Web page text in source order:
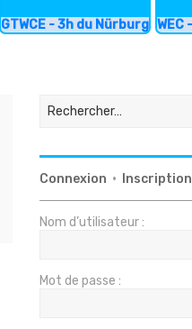
GTWCE - 3h du Nürburgring
WEC
Connexion • Inscription
Nom d’utilisateur :
Mot de passe :